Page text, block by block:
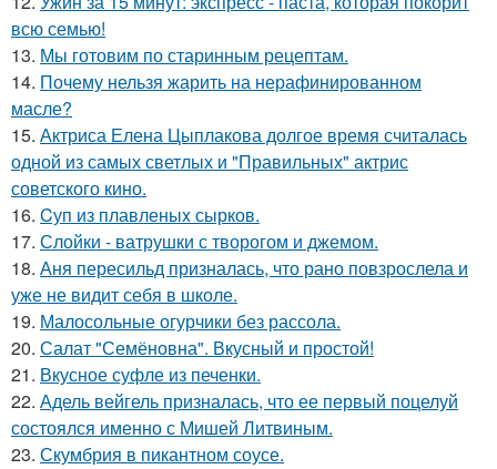
всю семью!
13. Мы готовим по старинным рецептам.
14. Почему нельзя жарить на нерафинированном
масле?
15. Актриса Елена Цыплакова долгое время считалась
одной из самых светлых и "Правильных" актрис
советского кино.
16. Cуп из плавленыx сырков.
17. Слойки - ватрушки с творогом и джемом.
18. Аня пересильд призналась, что рано повзрослела и
уже не видит себя в школе.
19. Малосольные огурчики без рассола.
20. Салат "Семёновна". Вкусный и простой!
21. Вкусное суфле из печенки.
22. Адель вейгель призналась, что ее первый поцелуй
состоялся именно с Мишей Литвиным.
23. Скумбрия в пикантном соусе.